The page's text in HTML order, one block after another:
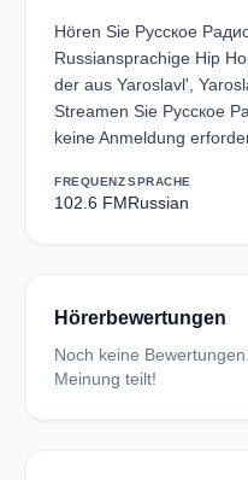
Hören Sie Русское
Russiansprachige Hip
der aus Yaroslavl',
Streamen Sie Русское
keine Anmeldung
FREQUENZ
102.6 FM
SPRACHE
Russian
Hörerbewertungen
Noch keine
Meinung teilt!